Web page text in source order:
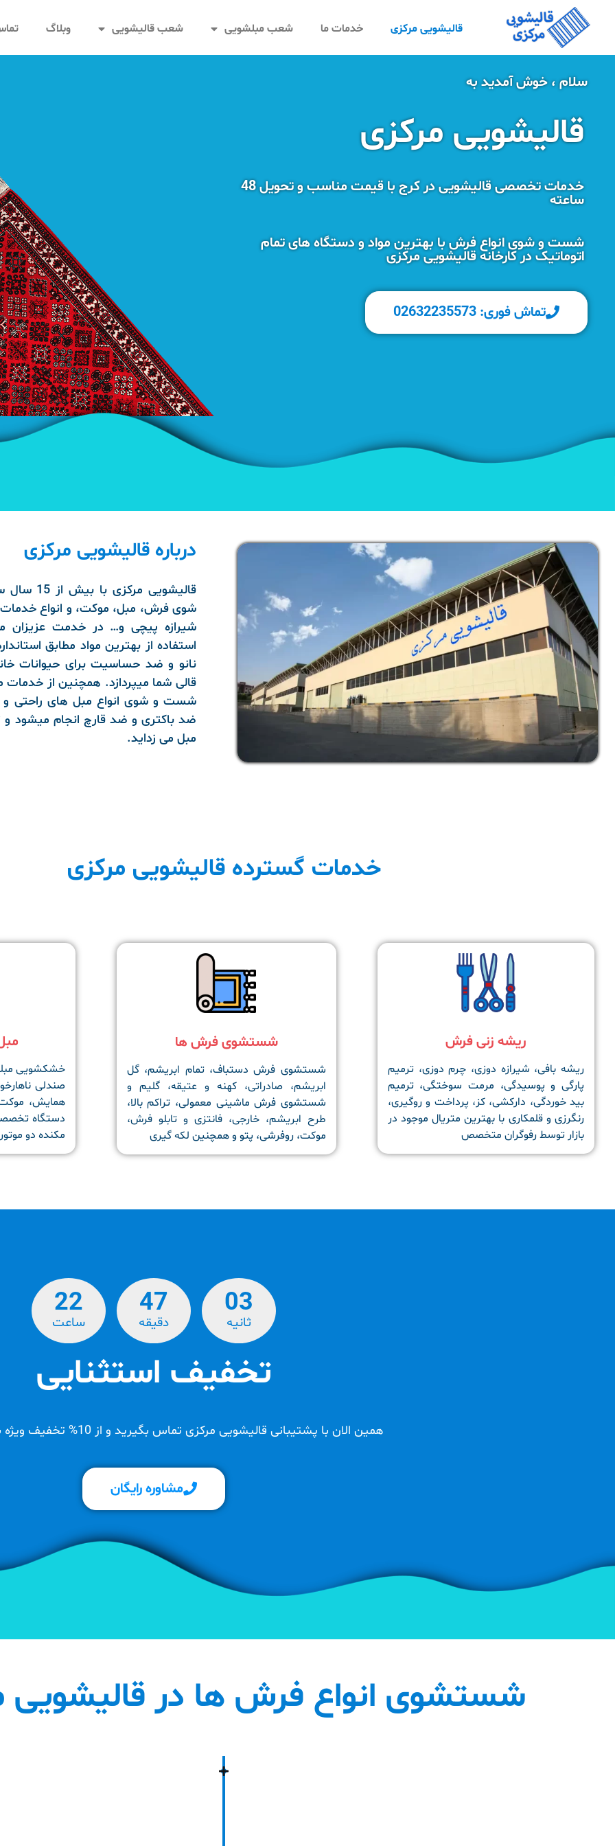
قالیشویی مرکزی خدمات ما شعب مبلشویی شعب قالیشویی وبلاگ
سلام ، خوش آمدید به
قالیشویی مرکزی
خدمات تخصصی قالیشویی در کرج با قیمت مناسب و تحویل 48
ساعته
شست و شوی انواع فرش با بهترین مواد و دستگاه های تمام
اتوماتیک در کارخانه قالیشویی مرکزی
تماش فوری: 02632235573
درباره قالیشویی مرکزی
شوی فرش، مبل، موکت، و انواع خدمات
شیرازه پیچی و… در خدمت عزیزان
استفاده از بهترین مواد مطابق
نانو و ضد حساسیت برای
قالی شما میپردازد. همچنین از
شست و شوی انواع مبل های راحتی و
ضد باکتری و ضد قارچ انجام میشود و
مبل می زداید.
خدمات گسترده قالیشویی مرکزی
ریشه زنی فرش
ریشه بافی، شیرازه دوزی، چرم دوزی، ترمیم
پارگی و پوسیدگی، مرمت سوختگی، ترمیم
بید خوردگی، دارکشی، کز، پرداخت و روگیری،
رنگرزی و قلمکاری با بهترین متریال موجود در
بازار توسط رفوگران متخصص
شستشوی فرش ها
شستشوی فرش دستباف، تمام ابریشم، گل
ابریشم، صادراتی، کهنه و عتیقه، گلیم و
شستشوی فرش ماشینی معمولی، تراکم بالا،
طرح ابریشم، خارجی، فانتزی و تابلو فرش،
موکت، روفرشی، پتو و همچنین لکه گیری
خشکشویی
صندلی
همایش،
دستگاه
مکنده دو
22
ساعت‌
47
دقیقه
03
ثانیه
تخفیف استثنایی
همین الان با پشتیبانی قالیشویی مرکزی تماس بگیرید و از 10% تخفیف ویژه بهره مند شوید.
مشاوره رایگان
شستشوی انواع فرش ها در قالیشویی